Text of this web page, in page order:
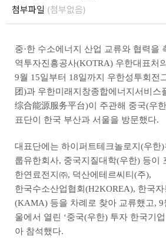
첨부파일 (첨부없음)
중·한 수소에너지 산업 교류와 협력을
역투자진흥공사(KOTRA) 우한대표처
9월 15일부터 18일까지 우한성투회전
团)과 우한미래지창종합에너지서비스
综合能源服务平台)이 주관해 중국(우
표단이 한국 부산과 서울을 방문했다.
대표단에는 하이퍼트테크놀로지(우한
룹유한회사, 중국지질대학(우한) 등이
한연료전지㈜, 덕산에테르씨티(주),
한국수소산업협회(H2KOREA), 한국자
(KAMA) 등을 차례로 찾아 교류했고, 9
울에서 열린 ‘중국(우한) 투자 한국기
아 참석했다.